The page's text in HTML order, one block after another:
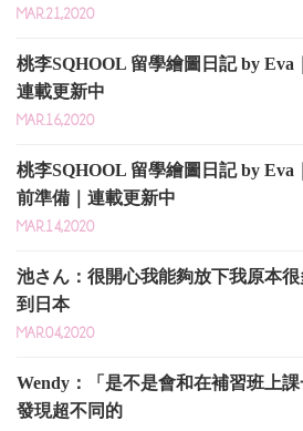
MAR.21,2020
桃李SQHOOL 留學繪圖日記 by Eva
連載更新中
MAR.16,2020
桃李SQHOOL 留學繪圖日記 by Eva
前準備｜連載更新中
MAR.14,2020
池さん：很開心我能夠放下我原本
到日本
MAR.04,2020
Wendy：「是不是會和在補習班上
發現超不同的